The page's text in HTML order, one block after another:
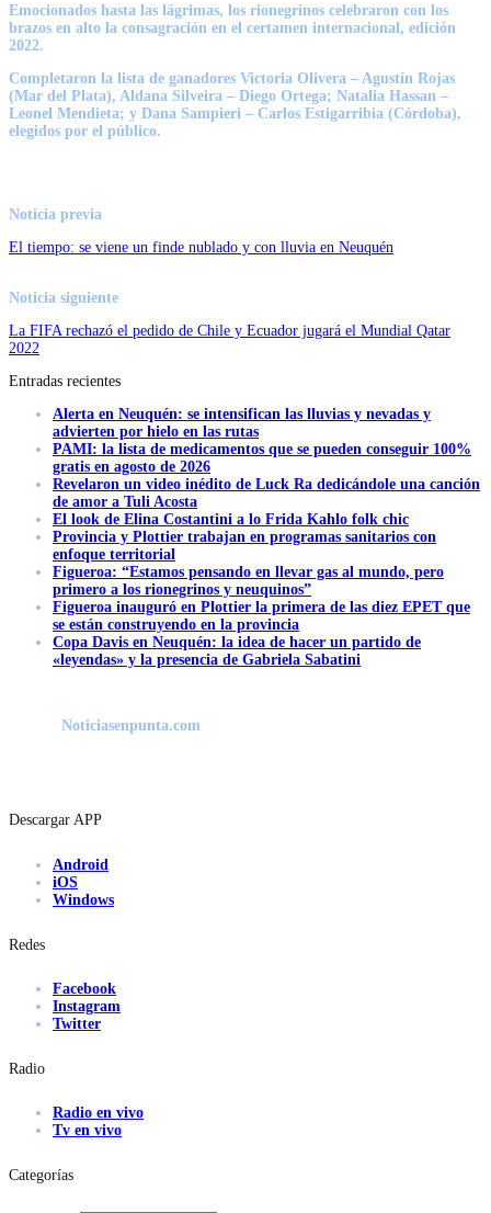
Emocionados hasta las lágrimas, los rionegrinos celebraron con los
brazos en alto la consagración en el certamen internacional, edición
2022.
Completaron la lista de ganadores Victoria Olivera – Agustín Rojas
(Mar del Plata), Aldana Silveira – Diego Ortega; Natalia Hassan –
Leonel Mendieta; y Dana Sampieri – Carlos Estigarribia (Córdoba),
elegidos por el público.
Noticia previa
El tiempo: se viene un finde nublado y con lluvia en Neuquén
Noticia siguiente
La FIFA rechazó el pedido de Chile y Ecuador jugará el Mundial Qatar
2022
Entradas recientes
Alerta en Neuquén: se intensifican las lluvias y nevadas y
advierten por hielo en las rutas
PAMI: la lista de medicamentos que se pueden conseguir 100%
gratis en agosto de 2026
Revelaron un video inédito de Luck Ra dedicándole una canción
de amor a Tuli Acosta
El look de Elina Costantini a lo Frida Kahlo folk chic
Provincia y Plottier trabajan en programas sanitarios con
enfoque territorial
Figueroa: “Estamos pensando en llevar gas al mundo, pero
primero a los rionegrinos y neuquinos”
Figueroa inauguró en Plottier la primera de las diez EPET que
se están construyendo en la provincia
Copa Davis en Neuquén: la idea de hacer un partido de
«leyendas» y la presencia de Gabriela Sabatini
Noticiasenpunta.com
Descargar APP
Android
iOS
Windows
Redes
Facebook
Instagram
Twitter
Radio
Radio en vivo
Tv en vivo
Categorías